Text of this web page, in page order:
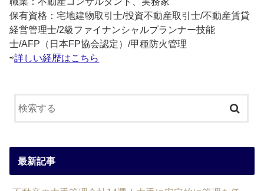
保有資格：宅地建物取引士/投資不動産取引士/不動産賃貸
経営管理士/2級ファイナンシャルプランナー技能
士/AFP（日本FP協会認定）/甲種防火管理
⇨詳しい経歴はこちら
最新記事